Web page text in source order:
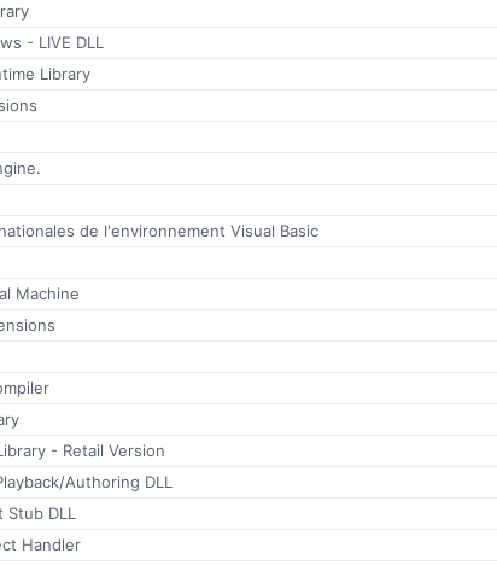
- LIVE DLL
Library
de l'environnement Visual Basic
Machine
- Retail Version
Authoring DLL
Stub DLL
Handler